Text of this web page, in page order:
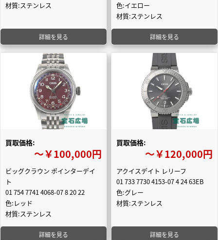
材質:ステンレス
詳細を見る
色:イエロー
材質:ステンレス
詳細を見る
買取価格:
〜￥100,000円
ビッグクラウン ポインターデイ
ト
01 754 7741 4068-07 8 20 22
色:レッド
材質:ステンレス
詳細を見る
買取価格:
〜￥120,000円
アクイスデイト レリーフ
01 733 7730 4153-07 4 24 63EB
色:グレー
材質:ステンレス
詳細を見る